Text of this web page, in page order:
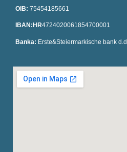
OIB: 75454185661
IBAN:HR4724020061854700001
Banka: Erste&Steiermarkische bank d.d.